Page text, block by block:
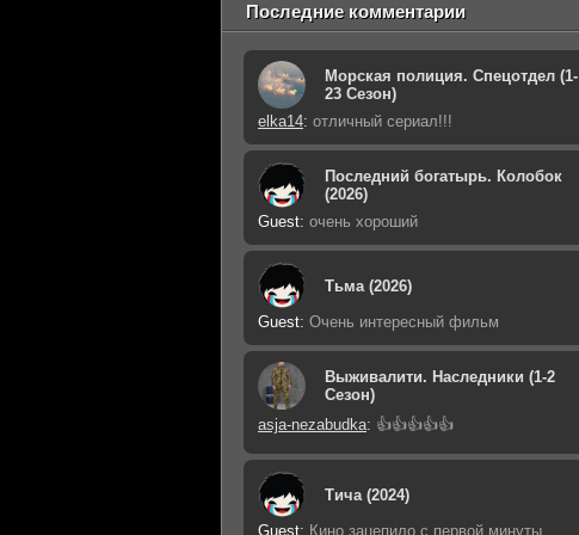
Последние комментарии
Морская полиция. Спецотдел (1-
23 Сезон)
elka14: отличный сериал!!!
Последний богатырь. Колобок
(2026)
Guest: очень хороший
Тьма (2026)
Guest: Очень интересный фильм
Выживалити. Наследники (1-2
Сезон)
asja-nezabudka: 👍👍👍👍👍
Тича (2024)
Guest: Кино зацепило с первой минуты.